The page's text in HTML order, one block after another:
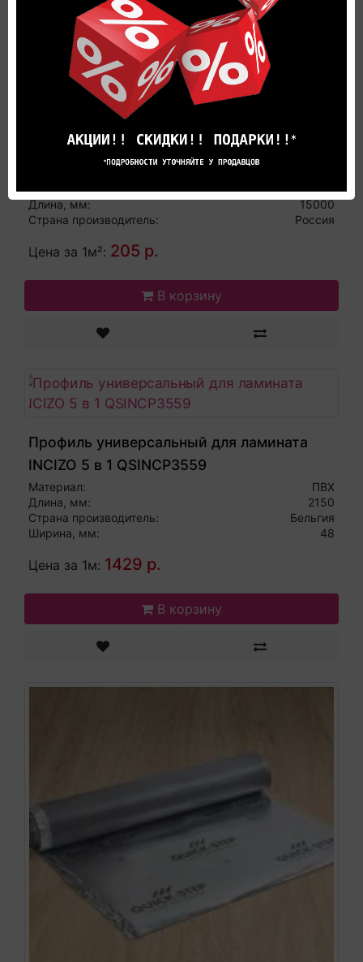
РЕКОМЕНДУЕМЫЕ ТОВАРЫ
ламината
Материал:
Пенополиэтилен
Длина, мм:
15000
Страна производитель:
Россия
Цена за 1м²: 205 р.
В корзину
Профиль универсальный для ламината
INCIZO 5 в 1 QSINCP3559
Материал:
ПВХ
Длина, мм:
2150
Страна производитель:
Бельгия
Ширина, мм:
48
Цена за 1м: 1429 р.
В корзину